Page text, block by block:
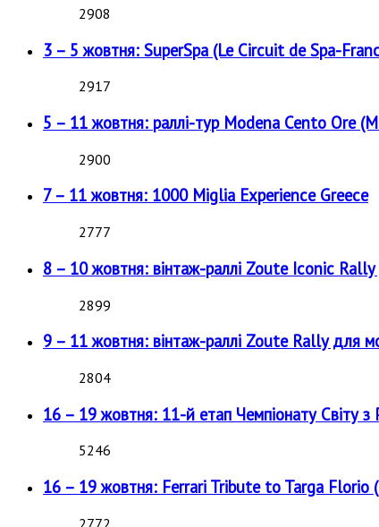
2908
3 – 5 жовтня: SuperSpa (Le Circuit de Spa-
2917
5 – 11 жовтня: раллі-тур Modena Cento Ore
2900
7 – 11 жовтня: 1000 Miglia Experience Greece
2777
8 – 10 жовтня: вінтаж-раллі Zoute Iconic
2899
9 – 11 жовтня: вінтаж-раллі Zoute Rally для
2804
16 – 19 жовтня: 11-й етап Чемпіонату Світу
5246
16 – 19 жовтня: Ferrari Tribute to Targa Florio
2772